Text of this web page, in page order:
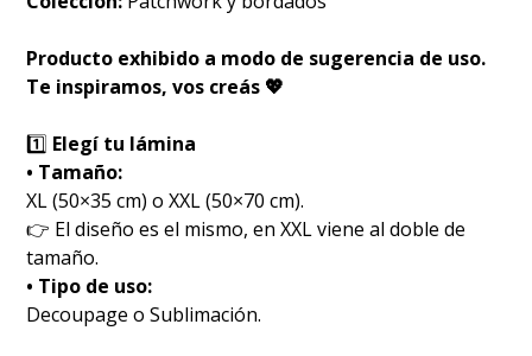
Producto exhibido a modo de sugerencia de uso.
Te inspiramos, vos creás 💖
1️⃣ Elegí tu lámina
• Tamaño:
XL (50×35 cm) o XXL (50×70 cm).
👉 El diseño es el mismo, en XXL viene al doble de
tamaño.
• Tipo de uso:
Decoupage o Sublimación.